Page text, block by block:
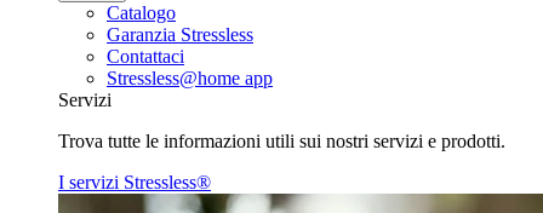
Catalogo
Garanzia Stressless
Contattaci
Stressless@home app
Servizi
Trova tutte le informazioni utili sui nostri servizi e prodotti.
I servizi Stressless®